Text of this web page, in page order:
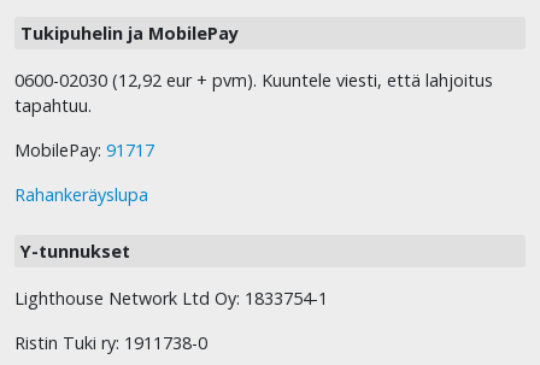
Tukipuhelin ja MobilePay
0600-02030 (12,92 eur + pvm). Kuuntele viesti, että lahjoitus
tapahtuu.
MobilePay: 91717
Rahankeräyslupa
Y-tunnukset
Lighthouse Network Ltd Oy: 1833754-1
Ristin Tuki ry: 1911738-0